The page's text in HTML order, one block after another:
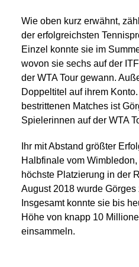
Wie oben kurz erwähnt,
der erfolgreichsten
Einzel konnte sie im
wovon sie sechs auf der
der WTA Tour gewann.
Doppeltitel auf ihrem
bestrittenen Matches ist
Spielerinnen auf der WTA
Ihr mit Abstand größter
Halbfinale vom
höchste Platzierung in der
August 2018 wurde Görges
Insgesamt konnte sie bis
Höhe von knapp 10
einsammeln.